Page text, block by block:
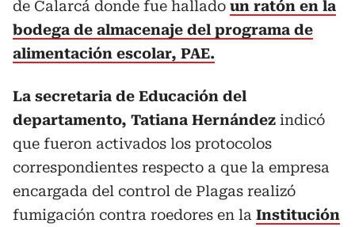
de Calarcá donde fue hallado un ratón en la
bodega de almacenaje del programa de
alimentación escolar, PAE.
La secretaria de Educación del
departamento, Tatiana Hernández indicó
que fueron activados los protocolos
correspondientes respecto a que la empresa
encargada del control de Plagas realizó
fumigación contra roedores en la Institución